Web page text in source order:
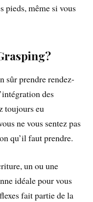
pieds, même si vous
sûr prendre rendez-
des
toujours eu
ne vous sentez pas
qu’il faut prendre.
un ou une
idéale pour vous
fait partie de la